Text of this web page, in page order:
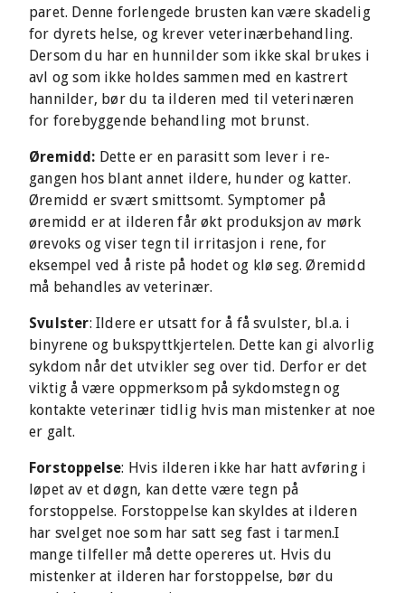
paret. Denne forlengede brusten kan være skadelig
for dyrets helse, og krever veterinærbehandling.
Dersom du har en hunnilder som ikke skal brukes i
avl og som ikke holdes sammen med en kastrert
hannilder, bør du ta ilderen med til veterinæren
for forebyggende behandling mot brunst.
Øremidd: Dette er en parasitt som lever i re-
gangen hos blant annet ildere, hunder og katter.
Øremidd er svært smittsomt. Symptomer på
øremidd er at ilderen får økt produksjon av mørk
ørevoks og viser tegn til irritasjon i rene, for
eksempel ved å riste på hodet og klø seg. Øremidd
må behandles av veterinær.
Svulster: Ildere er utsatt for å få svulster, bl.a. i
binyrene og bukspyttkjertelen. Dette kan gi alvorlig
sykdom når det utvikler seg over tid. Derfor er det
viktig å være oppmerksom på sykdomstegn og
kontakte veterinær tidlig hvis man mistenker at noe
er galt.
Forstoppelse: Hvis ilderen ikke har hatt avføring i
løpet av et døgn, kan dette være tegn på
forstoppelse. Forstoppelse kan skyldes at ilderen
har svelget noe som har satt seg fast i tarmen.I
mange tilfeller må dette opereres ut. Hvis du
mistenker at ilderen har forstoppelse, bør du